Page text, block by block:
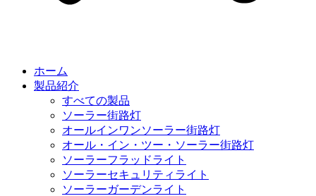
ホーム
製品紹介
すべての製品
ソーラー街路灯
オールインワンソーラー街路灯
オール・イン・ツー・ソーラー街路灯
ソーラーフラッドライト
ソーラーセキュリティライト
ソーラーガーデンライト